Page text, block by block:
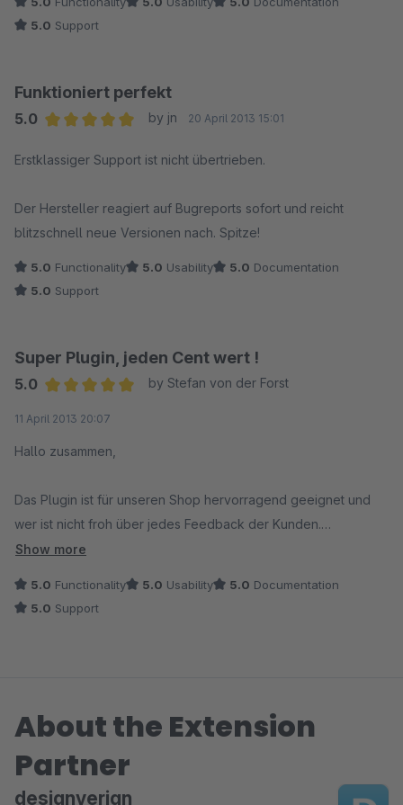
5.0 Support
Funktioniert perfekt
5.0
by jn 20 April 2013 15:01
Erstklassiger Support ist nicht übertrieben.
Der Hersteller reagiert auf Bugreports sofort und reicht
blitzschnell neue Versionen nach. Spitze!
5.0 Functionality 5.0 Usability 5.0 Documentation
5.0 Support
Super Plugin, jeden Cent wert !
5.0
by Stefan von der Forst
11 April 2013 20:07
Hallo zusammen,
Das Plugin ist für unseren Shop hervorragend geeignet und
wer ist nicht froh über jedes Feedback der Kunden.
erstklassiger Support !
Show more
5.0 Functionality 5.0 Usability 5.0 Documentation
5.0 Support
About the Extension
Partner
designverign